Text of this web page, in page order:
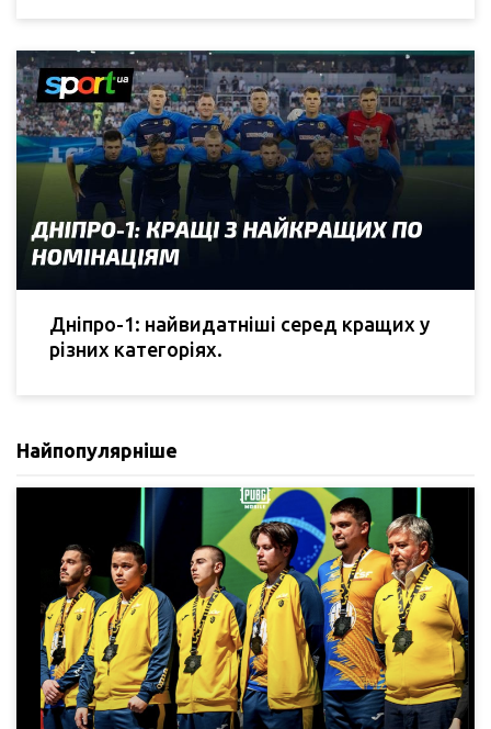
Дніпро-1: найвидатніші серед кращих у
різних категоріях.
Найпопулярніше